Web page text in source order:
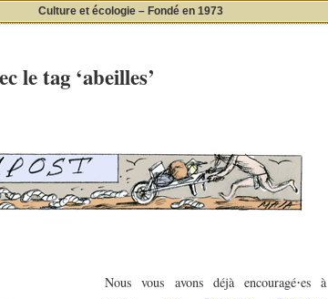
Culture et écologie – Fondé en 1973
le tag ‘abeilles’
Nous vous avons déjà encouragé·es à